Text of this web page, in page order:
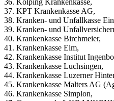
37. KPT Krankenkasse AG,
38. Kranken- und Unfallkasse
39. Kranken- und
40. Krankenkasse Birchmeier,
41. Krankenkasse Elm,
42. Krankenkasse Institut
43. Krankenkasse Luchsingen,
44. Krankenkasse Luzerner
45. Krankenkasse Malters AG
46. Krankenkasse Simplon,